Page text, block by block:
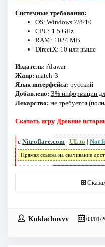
Системные требования:
OS: Windows 7/8/10
CPU: 1.5 GHz
RAM: 1024 MB
DirectX: 10 или выше
Издатель: Alawar
Жанр: match-3
Язык интерфейса: русский
Добавлено: 3% информации
Лекарство: не требуется
Скачать игру Древние
с Nitroflare.com | UL.to | Not
Прямая ссылка на скачивание
Kuklachovvv 03/01/